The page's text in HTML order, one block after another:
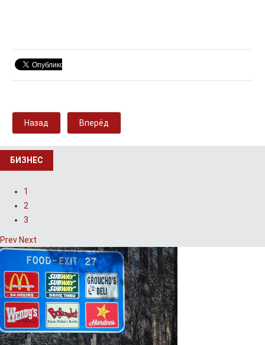
Назад Вперёд
БИЗНЕС
1
2
3
Prev Next